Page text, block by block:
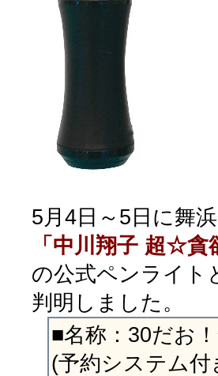
5月4日～5日に舞
「中川翔子 超☆
の公式ペンライト
判明しました。
■名称：30だお
(予約システム付